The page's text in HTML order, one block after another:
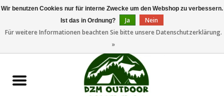
Dachzeltanhänger
Wir benutzen Cookies nur für interne Zwecke um den Webshop zu verbessern.
Ist das in Ordnung?
Ja
Nein
Für weitere Informationen beachten Sie bitte unsere Datenschutzerklärung.
»